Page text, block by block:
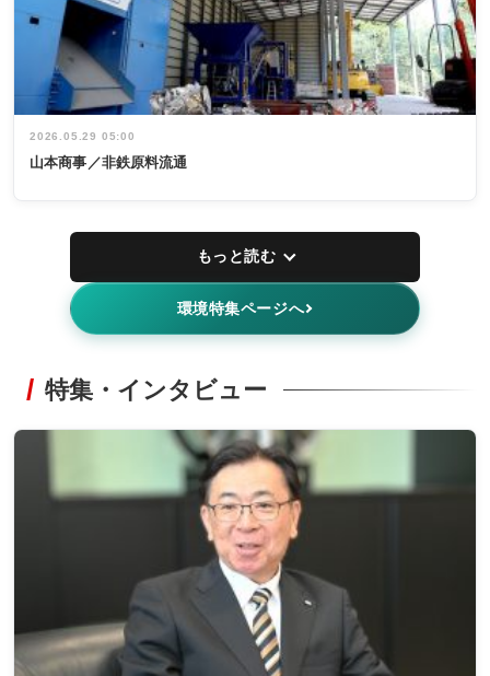
2026.05.29 05:00
山本商事／非鉄原料流通
もっと読む
環境特集ページへ
特集・インタビュー